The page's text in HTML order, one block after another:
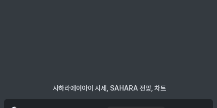
사하라에이아이 시세, SAHARA 전망, 차트